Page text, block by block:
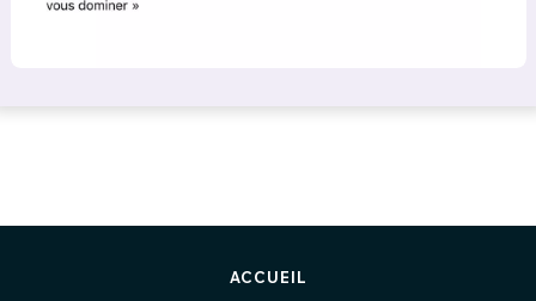
ACCUEIL